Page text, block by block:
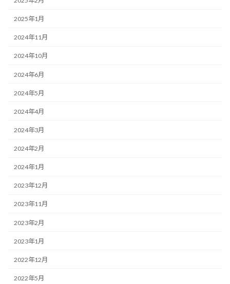
2025年1月
2024年11月
2024年10月
2024年6月
2024年5月
2024年4月
2024年3月
2024年2月
2024年1月
2023年12月
2023年11月
2023年2月
2023年1月
2022年12月
2022年5月